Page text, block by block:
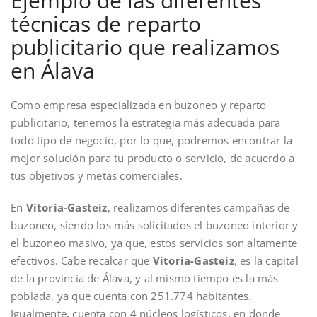
técnicas de reparto
publicitario que realizamos
en Álava
Como empresa especializada en buzoneo y reparto
publicitario, tenemos la estrategia más adecuada para
todo tipo de negocio, por lo que, podremos encontrar la
mejor solución para tu producto o servicio, de acuerdo a
tus objetivos y metas comerciales.
En Vitoria-Gasteiz, realizamos diferentes campañas de
buzoneo, siendo los más solicitados el buzoneo interior y
el buzoneo masivo, ya que, estos servicios son altamente
efectivos. Cabe recalcar que Vitoria-Gasteiz, es la capital
de la provincia de Álava, y al mismo tiempo es la más
poblada, ya que cuenta con 251.774 habitantes.
Igualmente, cuenta con 4 núcleos logísticos, en donde